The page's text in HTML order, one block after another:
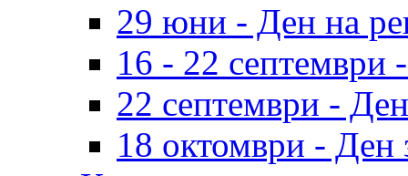
29 юни - Ден на
16 - 22 септември
22 септември -
18 октомври - Ден